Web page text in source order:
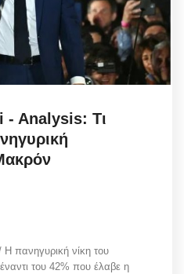
- Analysis: Τι
πανηγυρική νίκη του
του 42% που έλαβε η